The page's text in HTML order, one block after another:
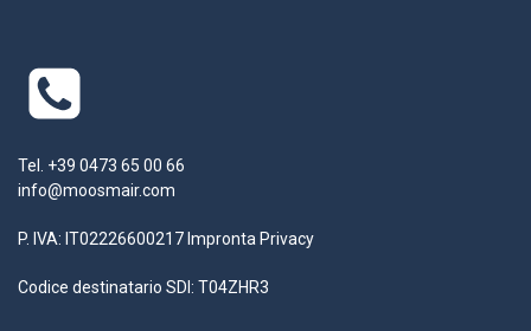
Tel. +39 0473 65 00 66
info@moosmair.com
P. IVA: IT02226600217 Impronta Privacy
Codice destinatario SDI: T04ZHR3